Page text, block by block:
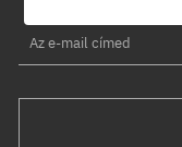
Az e-mail címed